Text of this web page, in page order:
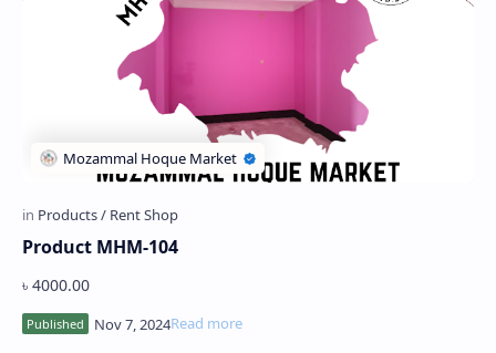
Product MHM-104
৳ 4000.00